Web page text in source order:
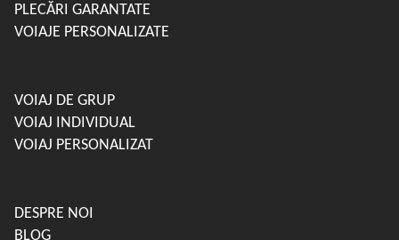
PLECĂRI GARANTATE
VOIAJE PERSONALIZATE
VOIAJ DE GRUP
VOIAJ INDIVIDUAL
VOIAJ PERSONALIZAT
DESPRE NOI
BLOG